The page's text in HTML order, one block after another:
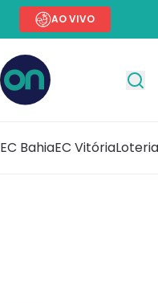
AO VIVO
EC BahiaEC Vitória